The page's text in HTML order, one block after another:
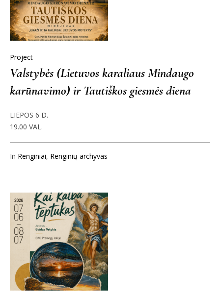
Project
Valstybės (Lietuvos karaliaus Mindaugo
karūnavimo) ir Tautiškos giesmės diena
LIEPOS 6 D.
19.00 VAL.
In Renginiai, Renginių archyvas